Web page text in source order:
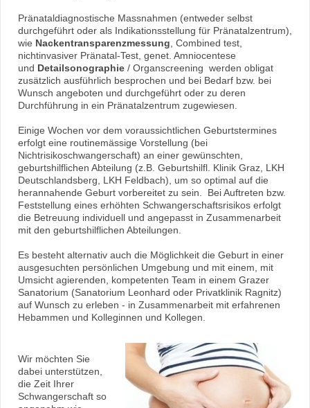
Pränataldiagnostische Massnahmen (entweder selbst
durchgeführt oder als Indikationsstellung für Pränatalzentrum),
wie Nackentransparenzmessung, Combined test,
nichtinvasiver Pränatal-Test, genet. Amniocentese
und Detailsonographie / Organscreening werden obligat
zusätzlich ausführlich besprochen und bei Bedarf bzw. bei
Wunsch angeboten und durchgeführt oder zu deren
Durchführung in ein Pränatalzentrum zugewiesen.
Einige Wochen vor dem voraussichtlichen Geburtstermines
erfolgt eine routinemässige Vorstellung (bei
Nichtrisikoschwangerschaft) an einer gewünschten,
geburtshilflichen Abteilung (z.B. Geburtshilfl. Klinik Graz, LKH
Deutschlandsberg, LKH Feldbach), um so optimal auf die
herannahende Geburt vorbereitet zu sein. Bei Auftreten bzw.
Feststellung eines erhöhten Schwangerschaftsrisikos erfolgt
die Betreuung individuell und angepasst in Zusammenarbeit
mit den geburtshilflichen Abteilungen.
Es besteht alternativ auch die Möglichkeit die Geburt in einer
ausgesuchten persönlichen Umgebung und mit einem, mit
Umsicht agierenden, kompetenten Team in einem Grazer
Sanatorium (Sanatorium Leonhard oder Privatklinik Ragnitz)
auf Wunsch zu erleben - in Zusammenarbeit mit erfahrenen
Hebammen und Kolleginnen und Kollegen.
Wir möchten Sie
dabei unterstützen,
die Zeit Ihrer
Schwangerschaft so